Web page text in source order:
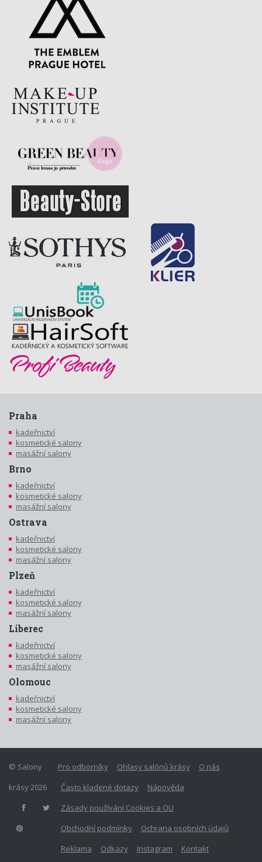
Praha
kadeřnictví
kosmetické salony
masážní salony
Brno
kadeřnictví
kosmetické salony
masážní salony
Ostrava
kadeřnictví
kosmetické salony
masážní salony
Plzeň
kadeřnictví
kosmetické salony
masážní salony
Liberec
kadeřnictví
kosmetické salony
masážní salony
Olomouc
kadeřnictví
kosmetické salony
masážní salony
Pro odborníky Ohlasy salónů krásy
O nás
Často kladené dotazy
Nápověda
Zásady používání Cookies a OU
Obchodní podmínky
Ochrana osobních údajů
Reklama
Odkazy Instagram Kontakt
© Salony
krásy 2026